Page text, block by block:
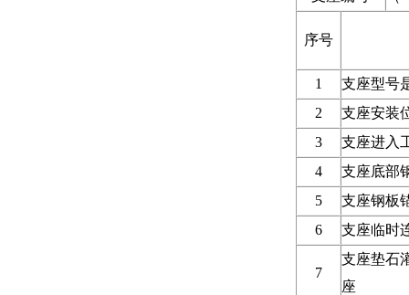
序号
1
支座型号
2
支座安装
3
支座进入
4
支座底部
5
支座钢板
6
支座临时
7
支座垫石
座